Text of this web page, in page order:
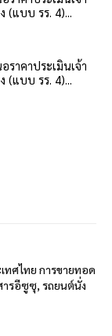
(แบบ รร. 4)...
ราคาประเมินเจ้า
(แบบ รร. 4)...
ทศไทย การขายทอด
ารอีซูซุ, รถยนต์นั่ง